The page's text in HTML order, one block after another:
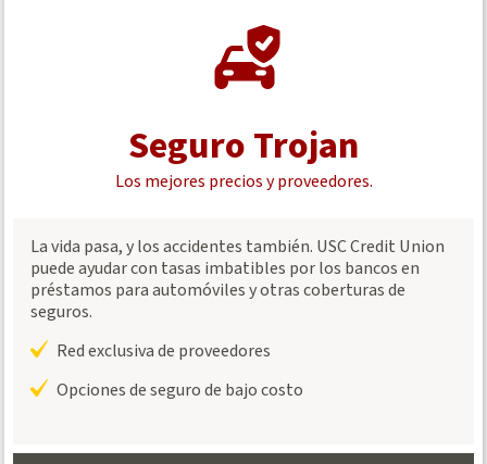
vehicle
loan
Seguro Trojan
Los mejores precios y proveedores.
La vida pasa, y los accidentes también. USC Credit Union
puede ayudar con tasas imbatibles por los bancos en
préstamos para automóviles y otras coberturas de
seguros.
Red exclusiva de proveedores
Opciones de seguro de bajo costo